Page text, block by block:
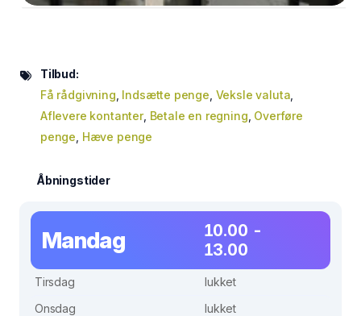
Tilbud:
Få rådgivning Indsætte penge Veksle valuta
Aflevere kontanter, Betale en regning Overføre
penge Hæve penge
Åbningstider
Mandag
10.00 -
13.00
Tirsdag
lukket
Onsdag
lukket